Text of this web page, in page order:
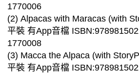
1770006
(2) Alpacas with Maracas (with
平裝 有App音檔
1770008
(3) Macca the Alpaca (with
平裝 有App音檔